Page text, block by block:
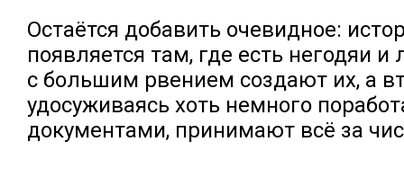
Остаётся добавить очевидное:
появляется там, где есть негодяи
с большим рвением создают их, а
удосуживаясь хоть немного
документами, принимают всё за